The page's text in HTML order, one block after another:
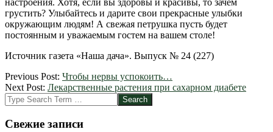
грустить? Улыбайтесь и дарите свои прекрасные улыбки
окружающим людям! А свежая петрушка пусть будет
постоянным и уважаемым гостем на вашем столе!
Источник газета «Наша дача». Выпуск № 24 (227)
2012-
04-
27
Previous Post: Чтобы нервы успокоить…
Next Post: Лекарственные растения при сахарном диабете
Search
Свежие записи